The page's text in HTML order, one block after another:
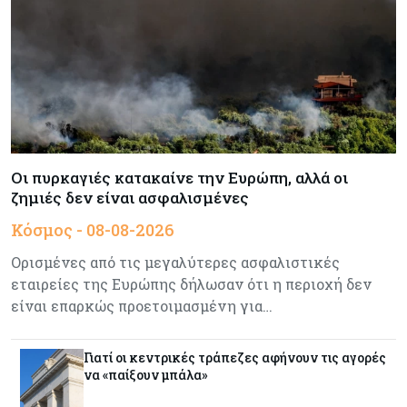
Κύπρος 07-08-2026
34.787 νέες εγγραφές οχημάτων στο επτάμηνο
ΕΚΤ: Αιφνιδιάστηκε από την πώληση ευρώ από
τις ΗΠΑ
Κύπρος
Χορηγία €10.000 για υποτροφίες σε φοιτητές του
ΤΕΠΑΚ
Οι πυρκαγιές κατακαίνε την Ευρώπη, αλλά οι
ζημιές δεν είναι ασφαλισμένες
Κόσμος - 08-08-2026
Ορισμένες από τις μεγαλύτερες ασφαλιστικές
εταιρείες της Ευρώπης δήλωσαν ότι η περιοχή δεν
είναι επαρκώς προετοιμασμένη για…
Γιατί οι κεντρικές τράπεζες αφήνουν τις αγορές
να «παίξουν μπάλα»